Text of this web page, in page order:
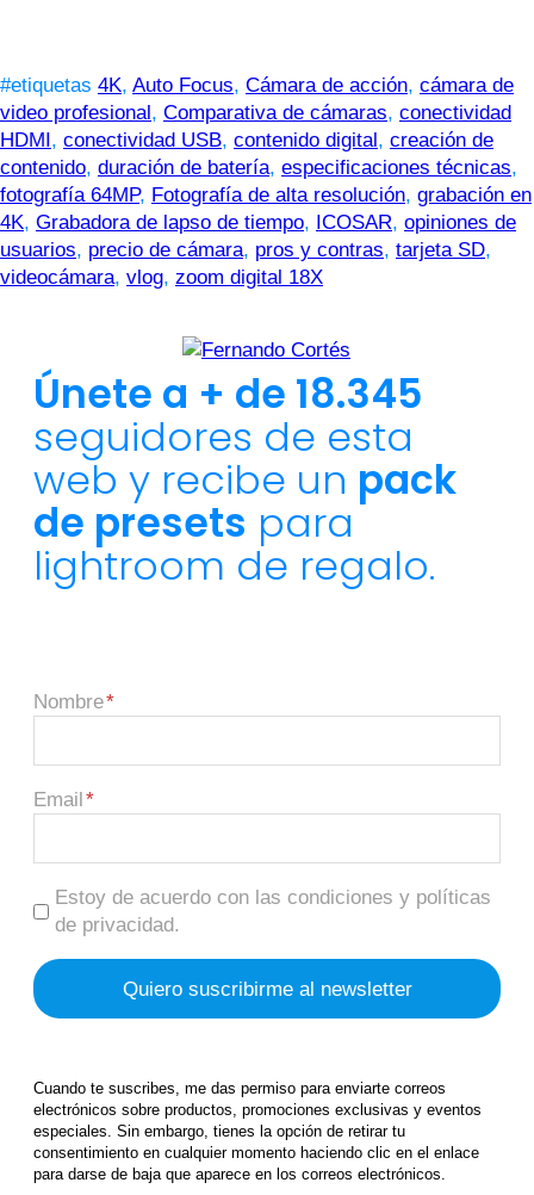
#etiquetas 4K, Auto Focus, Cámara de acción, cámara de
video profesional , Comparativa de cámaras, conectividad
HDMI , conectividad USB, contenido digital , creación de
contenido, duración de batería, especificaciones técnicas,
fotografía 64MP, Fotografía de alta resolución, grabación en
4K, Grabadora de lapso de tiempo, ICOSAR, opiniones de
usuarios, precio de cámara, pros y contras, tarjeta SD,
videocámara, vlog, zoom digital 18X
Únete a + de 18.345
seguidores de esta
web y recibe un pack
de presets para
lightroom de regalo.
Nombre
Email
Estoy de acuerdo con las condiciones y políticas
de privacidad.
Cuando te suscribes, me das permiso para enviarte correos
electrónicos sobre productos, promociones exclusivas y eventos
especiales. Sin embargo, tienes la opción de retirar tu
consentimiento en cualquier momento haciendo clic en el enlace
para darse de baja que aparece en los correos electrónicos.